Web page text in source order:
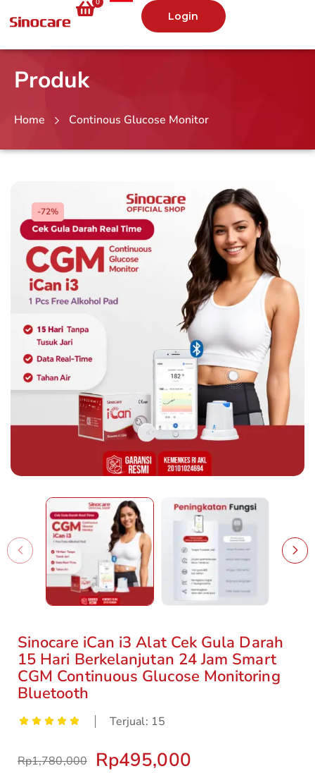
0
Login
Produk
Home Continous Glucose Monitor
-72%
Sinocare iCan i3 Alat Cek Gula Darah
15 Hari Berkelanjutan 24 Jam Smart
CGM Continuous Glucose Monitoring
Bluetooth
Terjual: 15
Rp1,780,000 Rp495,000